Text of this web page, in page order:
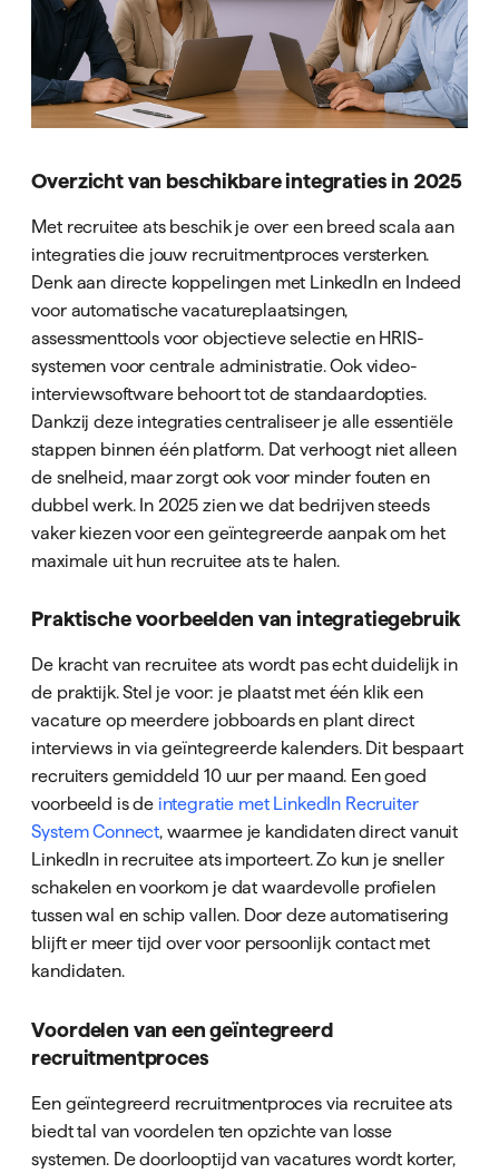
Overzicht van beschikbare integraties in 2025
Met recruitee ats beschik je over een breed scala aan
integraties die jouw recruitmentproces versterken.
Denk aan directe koppelingen met LinkedIn en Indeed
voor automatische vacatureplaatsingen,
assessmenttools voor objectieve selectie en HRIS-
systemen voor centrale administratie. Ook video-
interviewsoftware behoort tot de standaardopties.
Dankzij deze integraties centraliseer je alle essentiële
stappen binnen één platform. Dat verhoogt niet alleen
de snelheid, maar zorgt ook voor minder fouten en
dubbel werk. In 2025 zien we dat bedrijven steeds
vaker kiezen voor een geïntegreerde aanpak om het
maximale uit hun recruitee ats te halen.
Praktische voorbeelden van integratiegebruik
De kracht van recruitee ats wordt pas echt duidelijk in
de praktijk. Stel je voor: je plaatst met één klik een
vacature op meerdere jobboards en plant direct
interviews in via geïntegreerde kalenders. Dit bespaart
recruiters gemiddeld 10 uur per maand. Een goed
voorbeeld is de integratie met LinkedIn Recruiter
System Connect, waarmee je kandidaten direct vanuit
LinkedIn in recruitee ats importeert. Zo kun je sneller
schakelen en voorkom je dat waardevolle profielen
tussen wal en schip vallen. Door deze automatisering
blijft er meer tijd over voor persoonlijk contact met
kandidaten.
Voordelen van een geïntegreerd
recruitmentproces
Een geïntegreerd recruitmentproces via recruitee ats
biedt tal van voordelen ten opzichte van losse
systemen. De doorlooptijd van vacatures wordt korter,